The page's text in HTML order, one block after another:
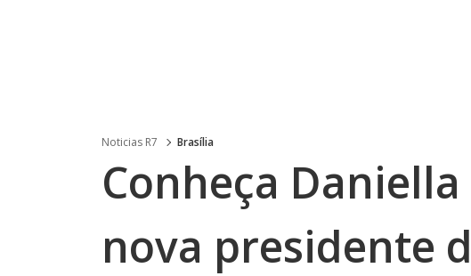
Noticias R7 Brasília
Conheça
nova presidente